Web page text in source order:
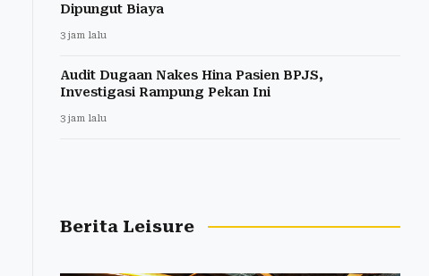
Dipungut Biaya
3 jam lalu
Audit Dugaan Nakes Hina Pasien BPJS,
Investigasi Rampung Pekan Ini
3 jam lalu
Berita Leisure